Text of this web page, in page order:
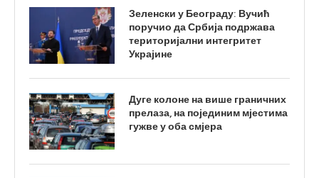
Зеленски у Београду: Вучић
поручио да Србија подржава
територијални интегритет
Украјине
Дуге колоне на више граничних
прелаза, на појединим мјестима
гужве у оба смјера